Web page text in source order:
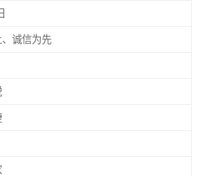
诚信为先